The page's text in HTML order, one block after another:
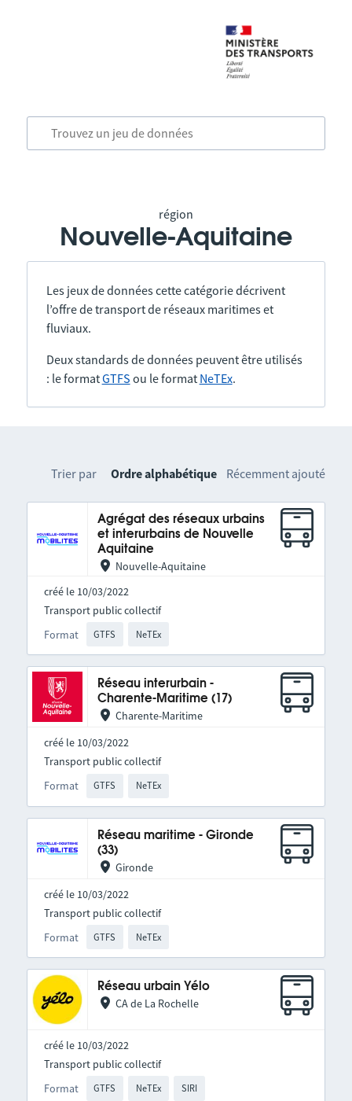
région
Nouvelle-Aquitaine
Les jeux de données cette catégorie décrivent
l’offre de transport de réseaux maritimes et
fluviaux.
Deux standards de données peuvent être utilisés
: le formatGTFS ou le format NeTEx.
Trier par Ordre alphabétique Récemment ajouté
Agrégat des réseaux urbains
et interurbains de Nouvelle
Aquitaine
Nouvelle-Aquitaine
créé le 10/03/2022
Format GTFS NeTEx
Transport public collectif
Réseau interurbain -
Charente-Maritime (17)
Charente-Maritime
créé le 10/03/2022
Format GTFS NeTEx
Transport public collectif
Réseau maritime - Gironde
(33)
Gironde
créé le 10/03/2022
Format GTFS NeTEx
Transport public collectif
Réseau urbain Yélo
CA de La Rochelle
créé le 10/03/2022
Format GTFS NeTEx SIRI
Transport public collectif